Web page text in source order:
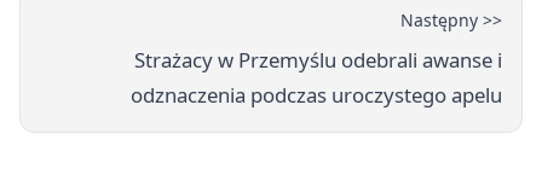
Następny >>
Strażacy w Przemyślu odebrali awanse i
odznaczenia podczas uroczystego apelu